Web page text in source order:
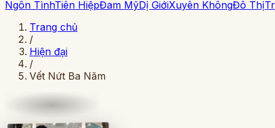
Ngôn TìnhTiên HiệpĐam MỹDị GiớiXuyên KhôngĐô Thị
Trang chủ
/
Hiện đại
/
Vết Nứt Ba Năm